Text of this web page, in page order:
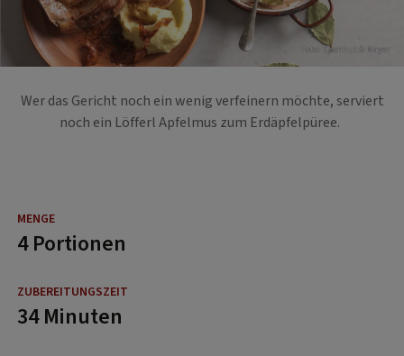
Foto: Eisenhut & Mayer
Wer das Gericht noch ein wenig verfeinern möchte, serviert
noch ein Löfferl Apfelmus zum Erdäpfelpüree.
4 Portionen
34 Minuten